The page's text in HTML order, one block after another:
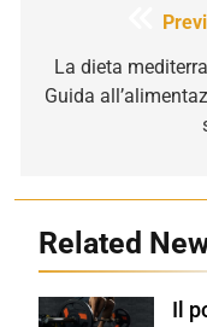
Navigazione
articoli
La dieta
Guida
Related
Shutterstock
Il